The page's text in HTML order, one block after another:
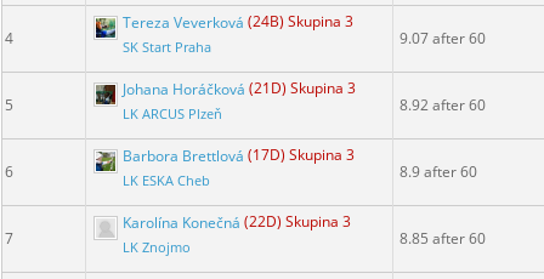
4
Tereza Veverková (24B) Skupina 3
SK Start Praha 9.07 after 60
5
Johana Horáčková (21D) Skupina 3
LK ARCUS Plzeň 8.92 after 60
6
Barbora Brettlová (17D) Skupina 3
LK ESKA Cheb 8.9 after 60
7
Karolína Konečná (22D) Skupina 3
LK Znojmo 8.85 after 60